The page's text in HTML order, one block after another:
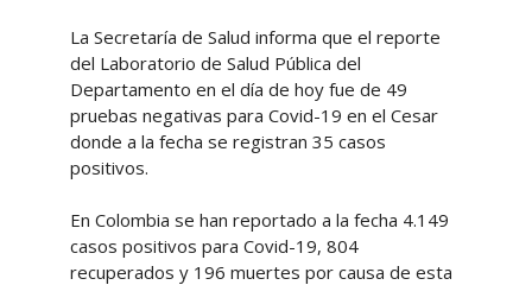
La Secretaría de Salud informa que el reporte
del Laboratorio de Salud Pública del
Departamento en el día de hoy fue de 49
pruebas negativas para Covid-19 en el Cesar
donde a la fecha se registran 35 casos
positivos.
En Colombia se han reportado a la fecha 4.149
casos positivos para Covid-19, 804
recuperados y 196 muertes por causa de esta